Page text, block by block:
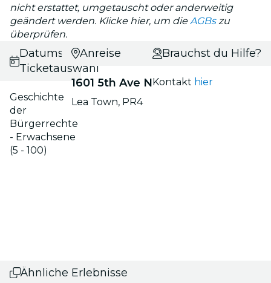
nicht erstattet, umgetauscht oder anderweitig
geändert werden. Klicke hier, um die AGBszu
überprüfen.
Datums- und
Ticketauswahl
Geschichte
der
Bürgerrechte
- Erwachsene
(5 - 100)
Anreise
1601 5th Ave N
Lea Town, PR4
Brauchst du Hilfe?
Kontakt hier
Ähnliche Erlebnisse